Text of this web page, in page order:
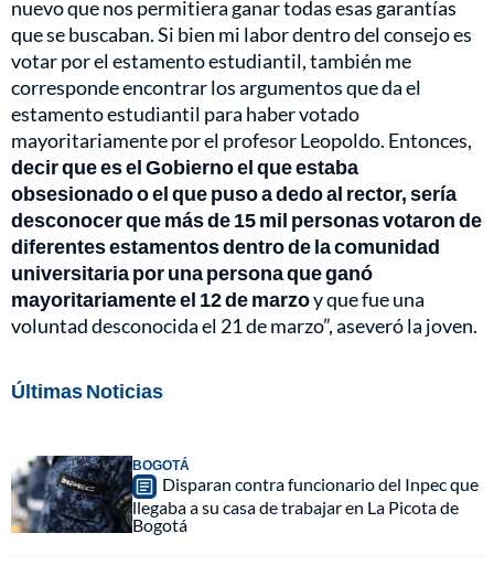
nuevo que nos permitiera ganar todas esas garantías
que se buscaban. Si bien mi labor dentro del consejo es
votar por el estamento estudiantil, también me
corresponde encontrar los argumentos que da el
estamento estudiantil para haber votado
mayoritariamente por el profesor Leopoldo. Entonces,
decir que es el Gobierno el que estaba
obsesionado o el que puso a dedo al rector, sería
desconocer que más de 15 mil personas votaron de
diferentes estamentos dentro de la comunidad
universitaria por una persona que ganó
mayoritariamente el 12 de marzoy que fue una
voluntad desconocida el 21 de marzo”, aseveró la joven.
Últimas Noticias
BOGOTÁ
Disparan contra funcionario del Inpec que
llegaba a su casa de trabajar en La Picota de
Bogotá